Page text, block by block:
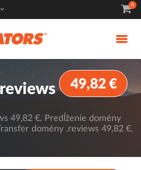
0
49,82 €
49,82 €. Predĺženie domény
domény .reviews 49,82 €.